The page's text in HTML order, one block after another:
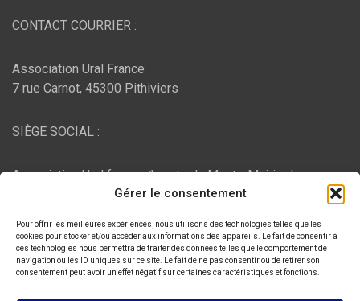
Gérer le consentement
Pour offrir les meilleures expériences, nous utilisons des technologies telles que les
cookies pour stocker et/ou accéder aux informations des appareils. Le fait de consentir à
ces technologies nous permettra de traiter des données telles que le comportement de
navigation ou les ID uniques sur ce site. Le fait de ne pas consentir ou de retirer son
consentement peut avoir un effet négatif sur certaines caractéristiques et fonctions.
CONTACT COURRIER :
Association Ural France
7 rue Carnot, 45300 Pithiviers
SIÈGE SOCIAL :
Association Ural france, 1 route du Mont - Mairie de
Bujaleuf, 87460 Bujaleuf
HÉBERGEMENT :
, Chemin des Pardiaux, 63000 Clermont-Ferrand